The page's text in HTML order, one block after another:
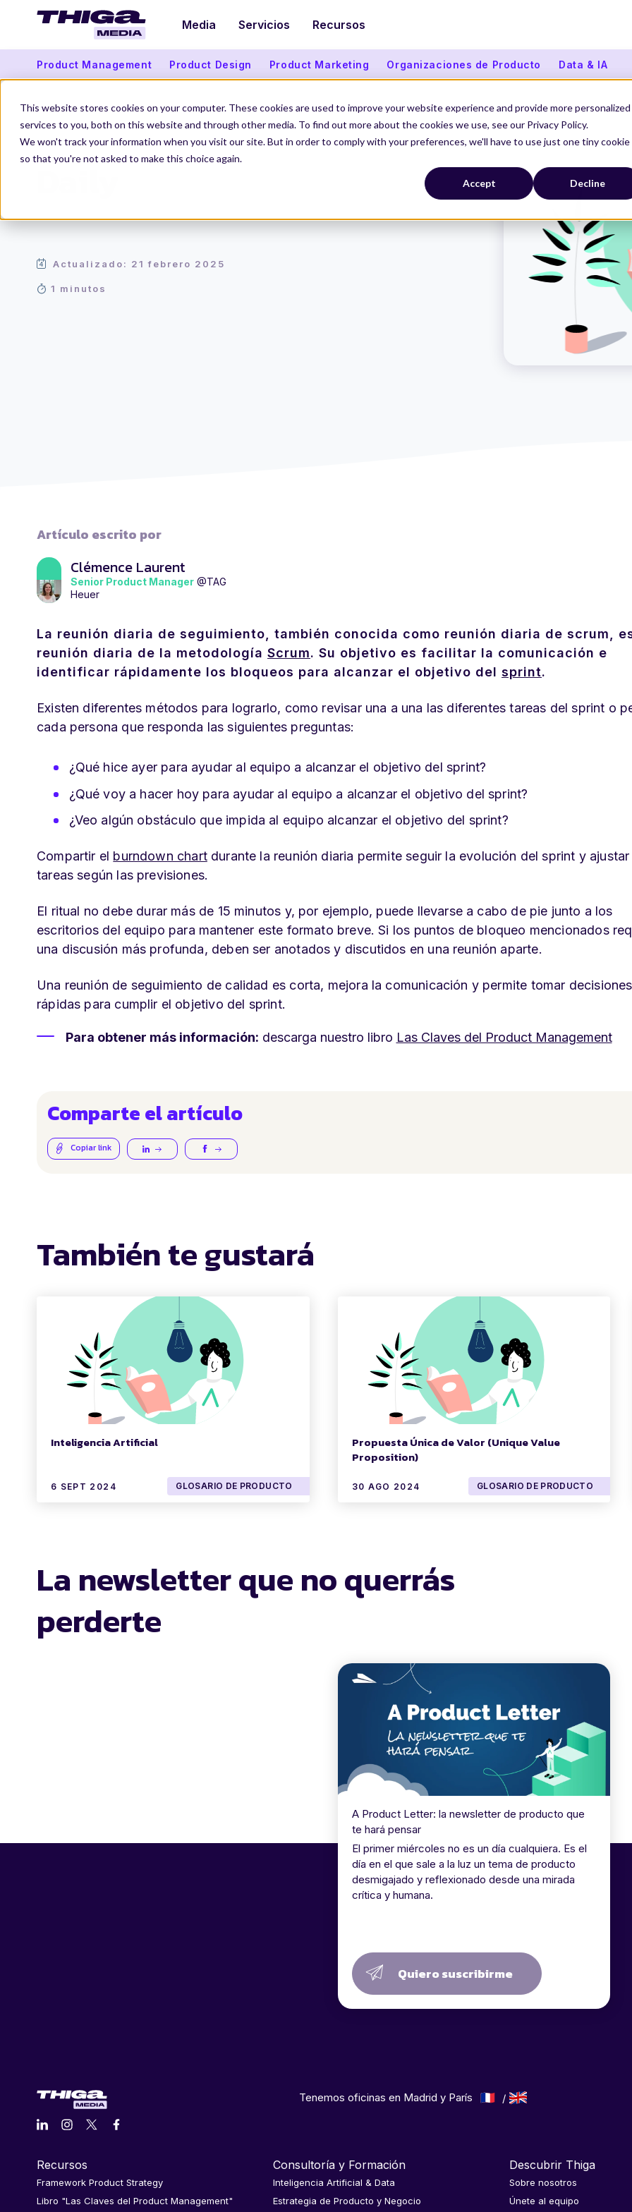
This website stores cookies on your computer. These cookies are used to improve your website experience and provide more personalized
services to you, both on this website and through other media. To find out more about the cookies we use, see our Privacy Policy.
We won't track your information when you visit our site. But in order to comply with your preferences, we'll have to use just one tiny cookie
so that you're not asked to make this choice again.
Accept Decline
Media Servicios Recursos
Product Management Product Design Product Marketing Organizaciones de Producto Data & IA
Thiga Media Glosario de Producto Daily
Daily
Actualizado: 21 febrero 2025
1 minutos
Artículo escrito por
Clémence Laurent
Senior Product Manager @TAG
Heuer
La reunión diaria de seguimiento, también conocida como reunión diaria de scrum,
reunión diaria de la metodología Scrum. Su objetivo es facilitar la comunicación e
identificar rápidamente los bloqueos para alcanzar el objetivo del sprint.
Existen diferentes métodos para lograrlo, como revisar una a una las diferentes tareas del sprint o
cada persona que responda las siguientes preguntas:
¿Qué hice ayer para ayudar al equipo a alcanzar el objetivo del sprint?
¿Qué voy a hacer hoy para ayudar al equipo a alcanzar el objetivo del sprint?
¿Veo algún obstáculo que impida al equipo alcanzar el objetivo del sprint?
Compartir el burndown chartdurante la reunión diaria permite seguir la evolución del sprint y ajustar
tareas según las previsiones.
El ritual no debe durar más de 15 minutos y, por ejemplo, puede llevarse a cabo de pie junto a los
escritorios del equipo para mantener este formato breve. Si los puntos de bloqueo mencionados
una discusión más profunda, deben ser anotados y discutidos en una reunión aparte.
Una reunión de seguimiento de calidad es corta, mejora la comunicación y permite tomar decisiones
rápidas para cumplir el objetivo del sprint.
Para obtener más información: descarga nuestro libro Las Claves del Product Management
Comparte el artículo
Copiar link
También te gustará
Inteligencia Artificial
6 SEPT 2024 GLOSARIO DE PRODUCTO
Propuesta Única de Valor (Unique Value
Proposition)
30 AGO 2024 GLOSARIO DE PRODUCTO
La newsletter que no querrás
perderte
A Product Letter: la newsletter de producto que
te hará pensar
El primer miércoles no es un día cualquiera. Es el
día en el que sale a la luz un tema de producto
desmigajado y reflexionado desde una mirada
crítica y humana.
Quiero suscribirme
Tenemos oficinas en Madrid y París
Recursos
Framework Product Strategy
Libro "Las Claves del Product Management"
Consultoría y Formación
Inteligencia Artificial & Data
Estrategia de Producto y Negocio
Descubrir Thiga
Sobre nosotros
Únete al equipo